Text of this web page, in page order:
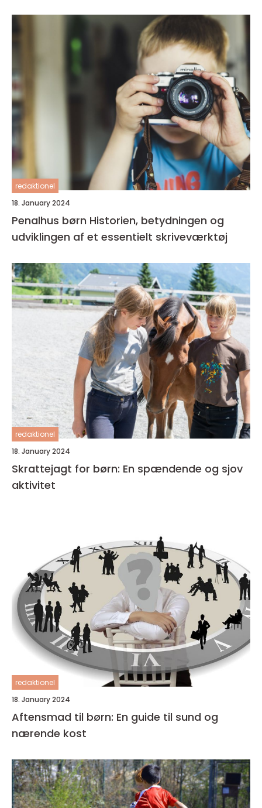
redaktionel
18. January 2024
Penalhus børn Historien, betydningen og
udviklingen af et essentielt skriveværktøj
redaktionel
18. January 2024
Skrattejagt for børn: En spændende og sjov
aktivitet
redaktionel
18. January 2024
Aftensmad til børn: En guide til sund og
nærende kost